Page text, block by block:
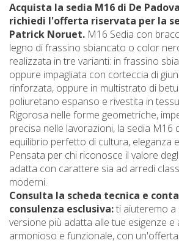
Acquista la sedia M16 di De
richiedi l'offerta riservata per la
Patrick Noruet. M16 Sedia con
legno di frassino sbiancato o color
realizzata in tre varianti: in frassino
oppure impagliata con corteccia di
rinforzata, oppure in multistrato di
poliuretano espanso e rivestita in
Rigorosa nelle forme geometriche,
precisa nelle lavorazioni, la sedia M16
equilibrio perfetto di cultura, eleganza
Pensata per chi riconosce il valore
adatta con carattere sia ad arredi
moderni.
Consulta la scheda tecnica e
consulenza esclusiva:ti aiuteremo a
versione più adatta alle tue esigenze
armonioso e funzionale, con